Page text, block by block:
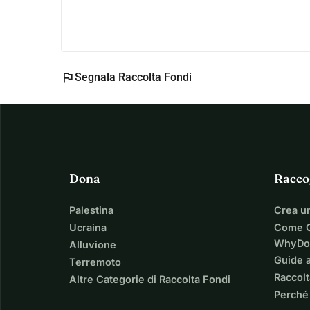
flagSegnala Raccolta Fondi
Dona
Palestina
Ucraina
Alluvione
Terremoto
Altre Categorie di Raccolta Fondi
Crea
Come
Guide